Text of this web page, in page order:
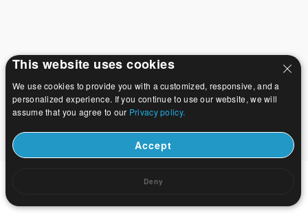
This website uses cookies
We use cookies to provide you with a customized, responsive, and a
personalized experience. If you continue to use our website, we will
assume that you agree to our Privacy policy.
Accept
Deny